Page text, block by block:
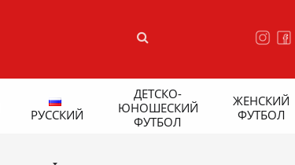
РУССКИЙ
ДЕТСКО-
ЮНОШЕСКИЙ
ФУТБОЛ
ЖЕНСКИЙ
ФУТБОЛ